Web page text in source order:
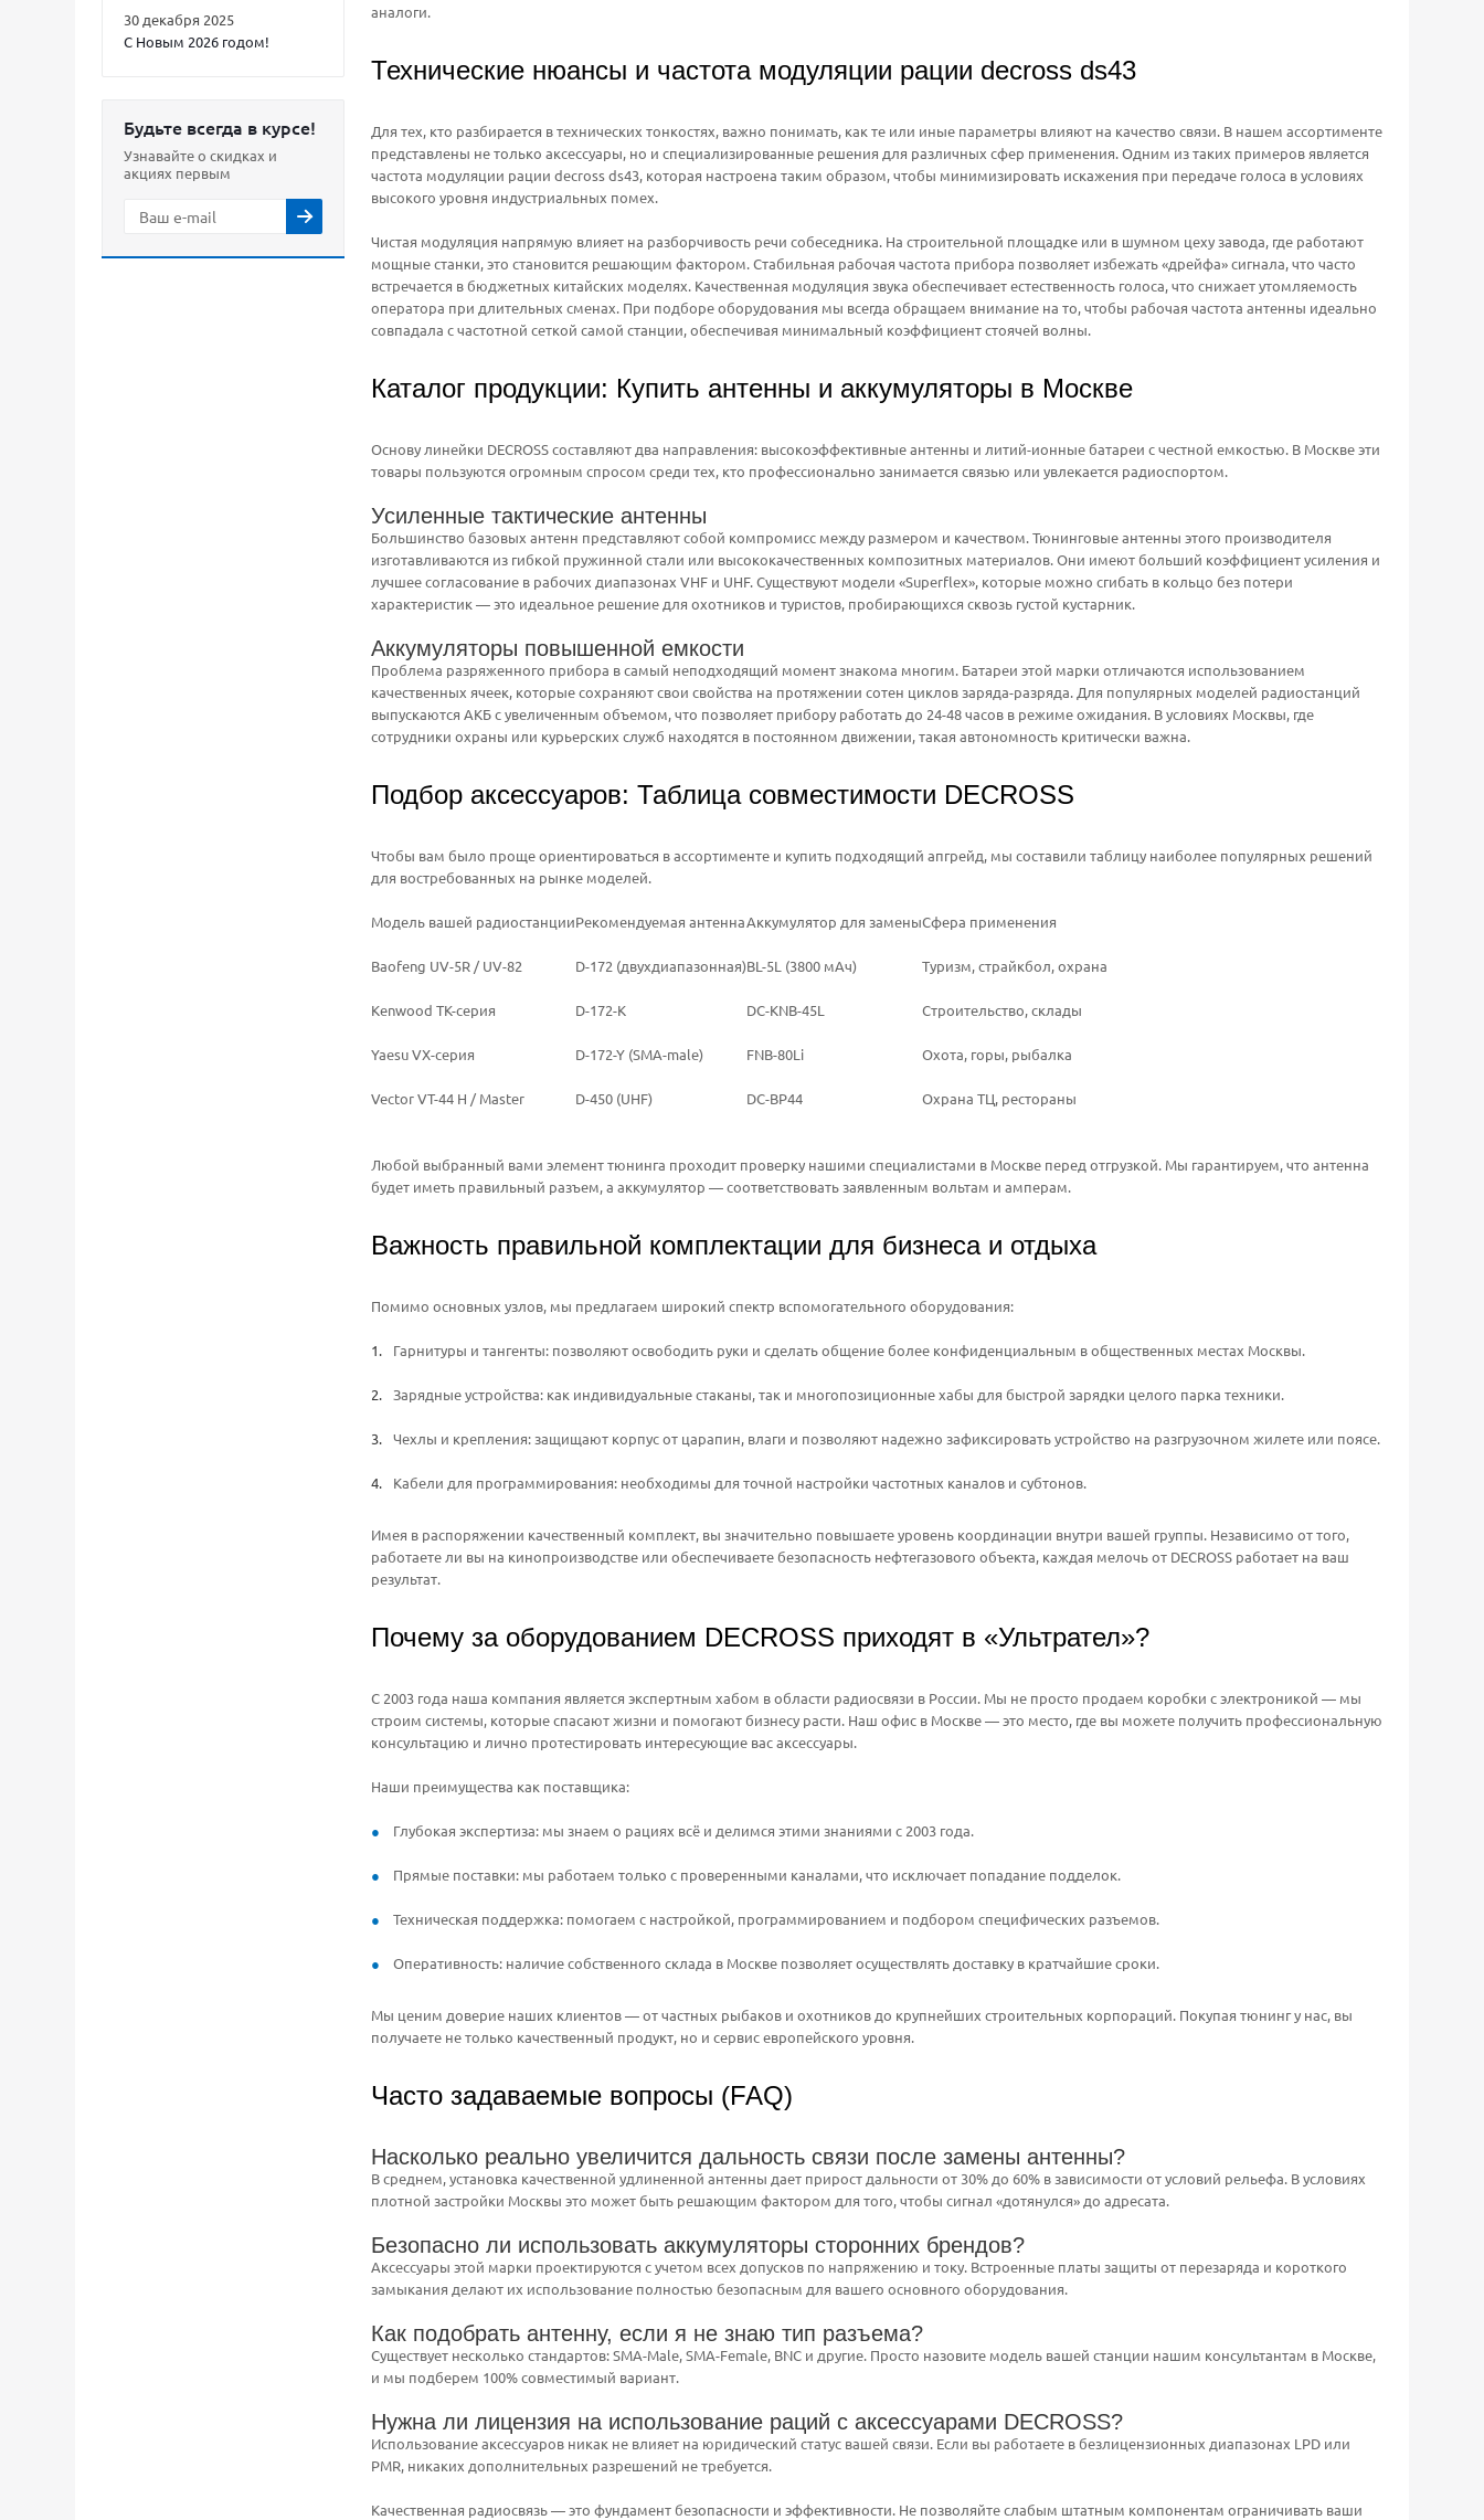
30 декабря 2025
С Новым 2026 годом!
Будьте всегда в курсе!
Узнавайте о скидках и
акциях первым
аналоги.
Технические нюансы и частота модуляции рации decross ds43
Для тех, кто разбирается в технических тонкостях, важно понимать, как те или иные параметры влияют на качество связи. В нашем ассортименте
представлены не только аксессуары, но и специализированные решения для различных сфер применения. Одним из таких примеров является
частота модуляции рации decross ds43, которая настроена таким образом, чтобы минимизировать искажения при передаче голоса в условиях
высокого уровня индустриальных помех.
Чистая модуляция напрямую влияет на разборчивость речи собеседника. На строительной площадке или в шумном цеху завода, где работают
мощные станки, это становится решающим фактором. Стабильная рабочая частота прибора позволяет избежать «дрейфа» сигнала, что часто
встречается в бюджетных китайских моделях. Качественная модуляция звука обеспечивает естественность голоса, что снижает утомляемость
оператора при длительных сменах. При подборе оборудования мы всегда обращаем внимание на то, чтобы рабочая частота антенны идеально
совпадала с частотной сеткой самой станции, обеспечивая минимальный коэффициент стоячей волны.
Каталог продукции: Купить антенны и аккумуляторы в Москве
Основу линейки DECROSS составляют два направления: высокоэффективные антенны и литий-ионные батареи с честной емкостью. В Москве эти
товары пользуются огромным спросом среди тех, кто профессионально занимается связью или увлекается радиоспортом.
Усиленные тактические антенны
Большинство базовых антенн представляют собой компромисс между размером и качеством. Тюнинговые антенны этого производителя
изготавливаются из гибкой пружинной стали или высококачественных композитных материалов. Они имеют больший коэффициент усиления и
лучшее согласование в рабочих диапазонах VHF и UHF. Существуют модели «Superflex», которые можно сгибать в кольцо без потери
характеристик — это идеальное решение для охотников и туристов, пробирающихся сквозь густой кустарник.
Аккумуляторы повышенной емкости
Проблема разряженного прибора в самый неподходящий момент знакома многим. Батареи этой марки отличаются использованием
качественных ячеек, которые сохраняют свои свойства на протяжении сотен циклов заряда-разряда. Для популярных моделей радиостанций
выпускаются АКБ с увеличенным объемом, что позволяет прибору работать до 24-48 часов в режиме ожидания. В условиях Москвы, где
сотрудники охраны или курьерских служб находятся в постоянном движении, такая автономность критически важна.
Подбор аксессуаров: Таблица совместимости DECROSS
Чтобы вам было проще ориентироваться в ассортименте и купить подходящий апгрейд, мы составили таблицу наиболее популярных решений
для востребованных на рынке моделей.
Модель вашей радиостанцииРекомендуемая антеннаАккумулятор для заменыСфера применения
Baofeng UV-5R / UV-82 D-172 (двухдиапазонная)BL-5L (3800 мАч) Туризм, страйкбол, охрана
Kenwood TK-серия D-172-K DC-KNB-45L Строительство, склады
Yaesu VX-серия D-172-Y (SMA-male) FNB-80Li Охота, горы, рыбалка
Vector VT-44 H / Master D-450 (UHF) DC-BP44 Охрана ТЦ, рестораны
Любой выбранный вами элемент тюнинга проходит проверку нашими специалистами в Москве перед отгрузкой. Мы гарантируем, что антенна
будет иметь правильный разъем, а аккумулятор — соответствовать заявленным вольтам и амперам.
Важность правильной комплектации для бизнеса и отдыха
Помимо основных узлов, мы предлагаем широкий спектр вспомогательного оборудования:
Гарнитуры и тангенты: позволяют освободить руки и сделать общение более конфиденциальным в общественных местах Москвы.
Зарядные устройства: как индивидуальные стаканы, так и многопозиционные хабы для быстрой зарядки целого парка техники.
Чехлы и крепления: защищают корпус от царапин, влаги и позволяют надежно зафиксировать устройство на разгрузочном жилете или поясе.
Кабели для программирования: необходимы для точной настройки частотных каналов и субтонов.
Имея в распоряжении качественный комплект, вы значительно повышаете уровень координации внутри вашей группы. Независимо от того,
работаете ли вы на кинопроизводстве или обеспечиваете безопасность нефтегазового объекта, каждая мелочь от DECROSS работает на ваш
результат.
Почему за оборудованием DECROSS приходят в «Ультрател»?
С 2003 года наша компания является экспертным хабом в области радиосвязи в России. Мы не просто продаем коробки с электроникой — мы
строим системы, которые спасают жизни и помогают бизнесу расти. Наш офис в Москве — это место, где вы можете получить профессиональную
консультацию и лично протестировать интересующие вас аксессуары.
Наши преимущества как поставщика:
Глубокая экспертиза: мы знаем о рациях всё и делимся этими знаниями с 2003 года.
Прямые поставки: мы работаем только с проверенными каналами, что исключает попадание подделок.
Техническая поддержка: помогаем с настройкой, программированием и подбором специфических разъемов.
Оперативность: наличие собственного склада в Москве позволяет осуществлять доставку в кратчайшие сроки.
Мы ценим доверие наших клиентов — от частных рыбаков и охотников до крупнейших строительных корпораций. Покупая тюнинг у нас, вы
получаете не только качественный продукт, но и сервис европейского уровня.
Часто задаваемые вопросы (FAQ)
Насколько реально увеличится дальность связи после замены антенны?
В среднем, установка качественной удлиненной антенны дает прирост дальности от 30% до 60% в зависимости от условий рельефа. В условиях
плотной застройки Москвы это может быть решающим фактором для того, чтобы сигнал «дотянулся» до адресата.
Безопасно ли использовать аккумуляторы сторонних брендов?
Аксессуары этой марки проектируются с учетом всех допусков по напряжению и току. Встроенные платы защиты от перезаряда и короткого
замыкания делают их использование полностью безопасным для вашего основного оборудования.
Как подобрать антенну, если я не знаю тип разъема?
Существует несколько стандартов: SMA-Male, SMA-Female, BNC и другие. Просто назовите модель вашей станции нашим консультантам в Москве,
и мы подберем 100% совместимый вариант.
Нужна ли лицензия на использование раций с аксессуарами DECROSS?
Использование аксессуаров никак не влияет на юридический статус вашей связи. Если вы работаете в безлицензионных диапазонах LPD или
PMR, никаких дополнительных разрешений не требуется.
Качественная радиосвязь — это фундамент безопасности и эффективности. Не позволяйте слабым штатным компонентам ограничивать ваши